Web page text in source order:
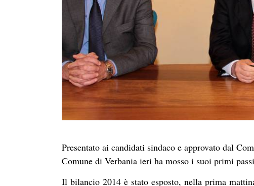
Presentato ai candidati sindaco e approvato dal
Comune di Verbania ieri ha mosso i suoi primi
Il bilancio 2014 è stato esposto, nella prima